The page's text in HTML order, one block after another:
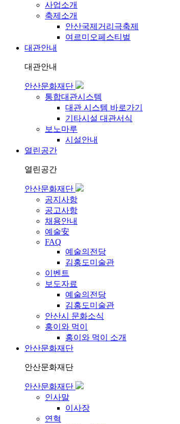
사업소개
축제소개
안산국제거리극축제
여르미오페스티벌
대관안내
대관안내
안산문화재단
통합대관시스템
대관 시스템 바로가기
기타시설 대관서식
보노마루
시설안내
열린공간
열린공간
안산문화재단
공지사항
공고사항
채용안내
예술安
FAQ
예술의전당
김홍도미술관
이벤트
보도자료
예술의전당
김홍도미술관
안산시 문화소식
홍이와 먹이
홍이와 먹이 소개
안산문화재단
안산문화재단
안산문화재단
인사말
이사장
연혁